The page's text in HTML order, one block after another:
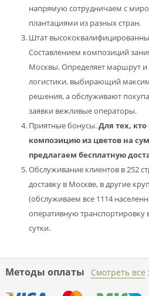
напрямую сотрудничаем с
плантациями из разных стран.
Штат
Составлением композиций
Москвы. Определяет маршрут и
логистики, выбирающий
решения, а обслуживают
заявки вежливые операторы.
Приятные бонусы.Для тех,
композицию из цветов на
предлагаем бесплатную
Обслуживание клиентов в 252
доставку в Москве, в другие
(обслуживаем все 1114
оперативную транспортировку
сутки.
Методы оплаты Смотреть все